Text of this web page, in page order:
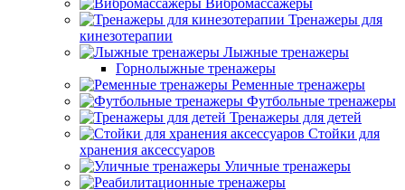
Вибромассажеры
Тренажеры для
кинезотерапии
Лыжные тренажеры
Горнолыжные тренажеры
Ременные тренажеры
Футбольные тренажеры
Тренажеры для детей
Стойки для
хранения аксессуаров
Уличные тренажеры